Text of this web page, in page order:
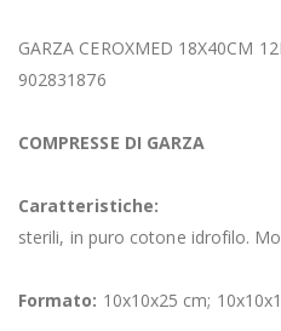
GARZA CEROXMED 18X40CM
902831876
COMPRESSE DI GARZA
Caratteristiche:
sterili, in puro cotone idrofilo.
Formato: 10x10x25 cm;